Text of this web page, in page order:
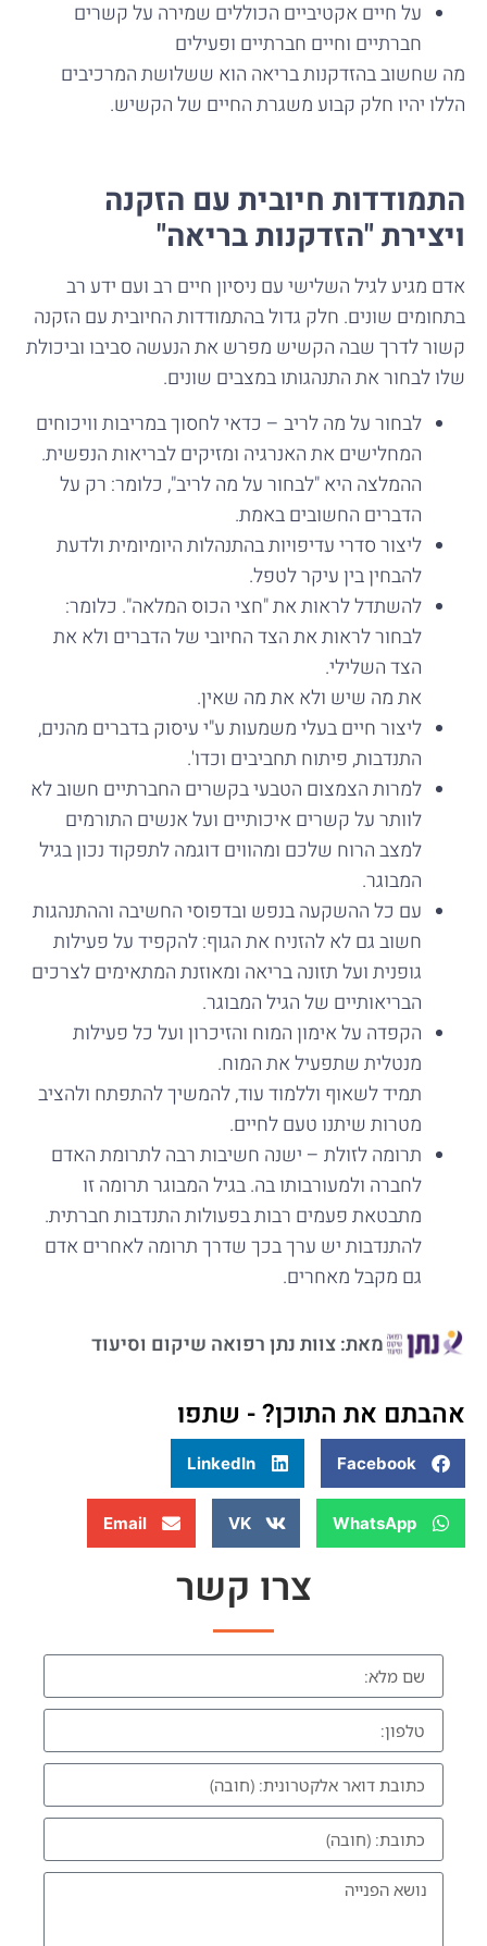
על חיים אקטיביים הכוללים שמירה על קשרים
חברתיים וחיים חברתיים ופעילים
מה שחשוב בהזדקנות בריאה הוא ששלושת המרכיבים
הללו יהיו חלק קבוע משגרת החיים של הקשיש.
התמודדות חיובית עם הזקנה
ויצירת "הזדקנות בריאה"
אדם מגיע לגיל השלישי עם ניסיון חיים רב ועם ידע רב
בתחומים שונים. חלק גדול בהתמודדות החיובית עם הזקנה
קשור לדרך שבה הקשיש מפרש את הנעשה סביבו וביכולת
שלו לבחור את התנהגותו במצבים שונים.
לבחור על מה לריב – כדאי לחסוך במריבות וויכוחים
המחלישים את האנרגיה ומזיקים לבריאות הנפשית.
ההמלצה היא "לבחור על מה לריב", כלומר: רק על
הדברים החשובים באמת.
ליצור סדרי עדיפויות בהתנהלות היומיומית ולדעת
להבחין בין עיקר לטפל.
להשתדל לראות את "חצי הכוס המלאה". כלומר:
לבחור לראות את הצד החיובי של הדברים ולא את
הצד השלילי.
את מה שיש ולא את מה שאין.
ליצור חיים בעלי משמעות ע"י עיסוק בדברים מהנים,
התנדבות, פיתוח תחביבים וכדו'.
למרות הצמצום הטבעי בקשרים החברתיים חשוב לא
לוותר על קשרים איכותיים ועל אנשים התורמים
למצב הרוח שלכם ומהווים דוגמה לתפקוד נכון בגיל
המבוגר.
עם כל ההשקעה בנפש ובדפוסי החשיבה וההתנהגות
חשוב גם לא להזניח את הגוף: להקפיד על פעילות
גופנית ועל תזונה בריאה ומאוזנת המתאימים לצרכים
הבריאותיים של הגיל המבוגר.
הקפדה על אימון המוח והזיכרון ועל כל פעילות
מנטלית שתפעיל את המוח.
תמיד לשאוף וללמוד עוד, להמשיך להתפתח ולהציב
מטרות שיתנו טעם לחיים.
תרומה לזולת – ישנה חשיבות רבה לתרומת האדם
לחברה ולמעורבותו בה. בגיל המבוגר תרומה זו
מתבטאת פעמים רבות בפעולות התנדבות חברתית.
להתנדבות יש ערך בכך שדרך תרומה לאחרים אדם
גם מקבל מאחרים.
מאת: צוות נתן רפואה שיקום וסיעוד
אהבתם את התוכן? - שתפו
Facebook
LinkedIn
WhatsApp
VK
Email
צרו קשר